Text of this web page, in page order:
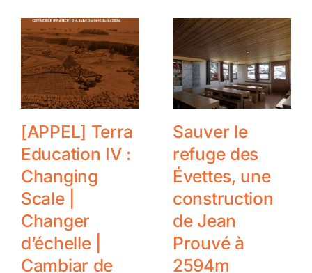
Partnerships
[APPEL] Terra
Education IV :
Changing
Scale |
Changer
d’échelle |
Cambiar de
Sauver le
refuge des
Évettes, une
construction
de Jean
Prouvé à
2594m